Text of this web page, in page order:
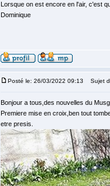
Lorsque on est encore en l'air, c'est
Dominique
Posté le: 26/03/2022 09:13 Sujet
Bonjour a tous,des nouvelles du
Premiere mise en croix,ben tout
etre presis.